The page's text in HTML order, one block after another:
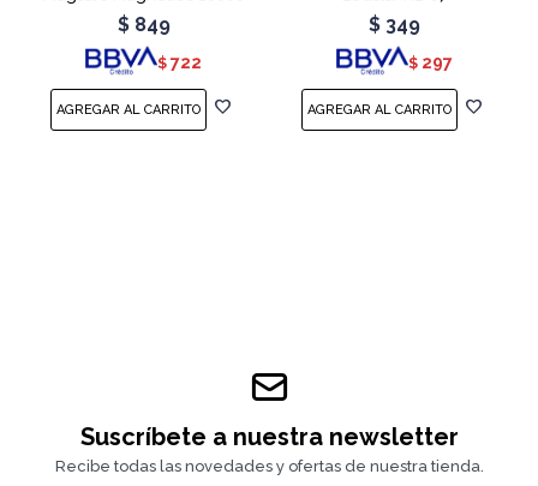
mAh
$ 849
$ 722
$ 349
$ 297
Suscríbete a nuestra newsletter
Recibe todas las novedades y ofertas de nuestra tienda.